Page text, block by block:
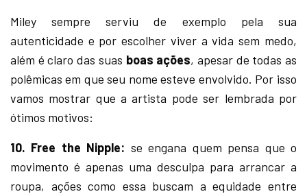
Miley sempre serviu de exemplo pela sua
autenticidade e por escolher viver a vida sem medo,
além é claro das suas boas ações, apesar de todas as
polêmicas em que seu nome esteve envolvido. Por isso
vamos mostrar que a artista pode ser lembrada por
ótimos motivos:
10. Free the Nipple: se engana quem pensa que o
movimento é apenas uma desculpa para arrancar a
roupa, ações como essa buscam a equidade entre